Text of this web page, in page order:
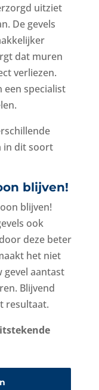
uitziet
De gevels
dat muren
verliezen.
een specialist
in dit soort
blijven!
blijven!
ook
deze beter
het niet
gevel aantast
Blijvend
resultaat.